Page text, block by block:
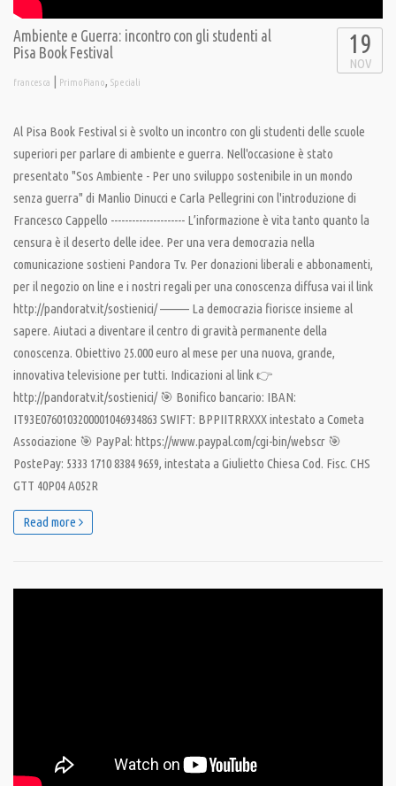
Ambiente e Guerra: incontro con gli studenti al
Pisa Book Festival
francesca | PrimoPiano, Speciali
19
NOV
Al Pisa Book Festival si è svolto un incontro con gli studenti delle scuole
superiori per parlare di ambiente e guerra. Nell'occasione è stato
presentato "Sos Ambiente - Per uno sviluppo sostenibile in un mondo
senza guerra" di Manlio Dinucci e Carla Pellegrini con l'introduzione di
Francesco Cappello --------------------- L’informazione è vita tanto quanto la
censura è il deserto delle idee. Per una vera democrazia nella
comunicazione sostieni Pandora Tv. Per donazioni liberali e abbonamenti,
per il negozio on line e i nostri regali per una conoscenza diffusa vai il link
http://pandoratv.it/sostienici/ ——— La democrazia fiorisce insieme al
sapere. Aiutaci a diventare il centro di gravità permanente della
conoscenza. Obiettivo 25.000 euro al mese per una nuova, grande,
innovativa televisione per tutti. Indicazioni al link 👉
http://pandoratv.it/sostienici/ 🎯 Bonifico bancario: IBAN:
IT93E0760103200001046934863 SWIFT: BPPIITRRXXX intestato a Cometa
Associazione 🎯 PayPal: https://www.paypal.com/cgi-bin/webscr 🎯
PostePay: 5333 1710 8384 9659, intestata a Giulietto Chiesa Cod. Fisc. CHS
GTT 40P04 A052R
Read more